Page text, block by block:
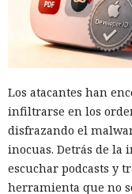
Los atacantes han
infiltrarse en los
disfrazando el
inocuas. Detrás de la
escuchar podcasts y
herramienta que no